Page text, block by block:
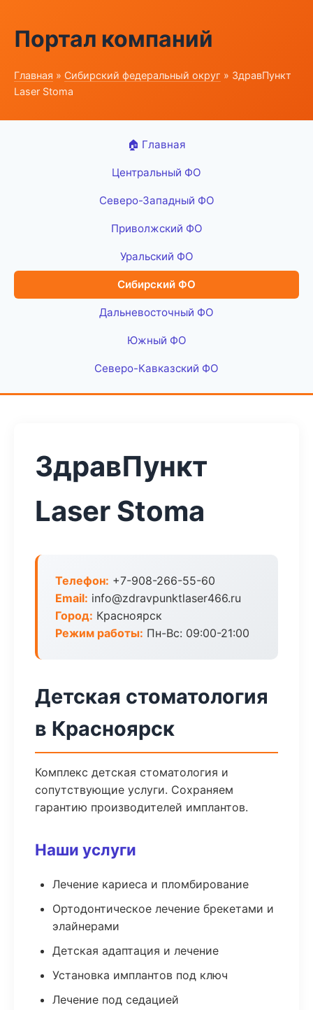
Портал компаний
Главная » Сибирский федеральный округ » ЗдравПункт
Laser Stoma
🏠 Главная
Центральный ФО
Северо-Западный ФО
Приволжский ФО
Уральский ФО
Сибирский ФО
Дальневосточный ФО
Южный ФО
Северо-Кавказский ФО
ЗдравПункт
Laser Stoma
Телефон: +7-908-266-55-60
Email: info@zdravpunktlaser466.ru
Город: Красноярск
Режим работы: Пн-Вс: 09:00-21:00
Детская стоматология
в Красноярск
Комплекс детская стоматология и
сопутствующие услуги. Сохраняем
гарантию производителей имплантов.
Наши услуги
Лечение кариеса и пломбирование
Ортодонтическое лечение брекетами и
элайнерами
Детская адаптация и лечение
Установка имплантов под ключ
Лечение под седацией